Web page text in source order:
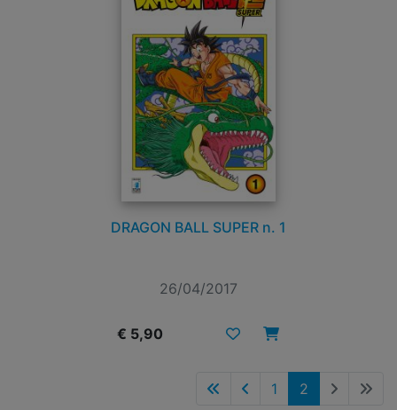
DRAGON BALL SUPER n. 1
26/04/2017
€ 5,90
1 2